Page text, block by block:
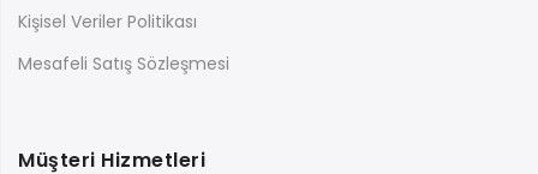
Kişisel Veriler Politikası
Mesafeli Satış Sözleşmesi
Müşteri Hizmetleri